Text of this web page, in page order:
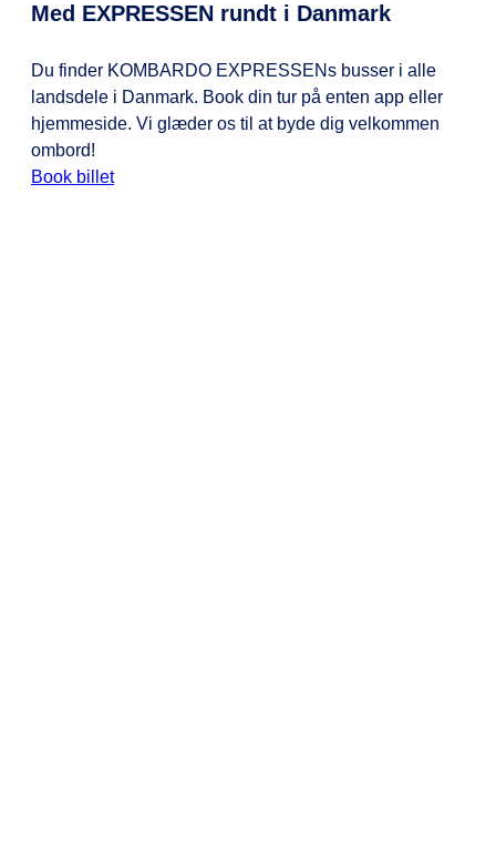
Med EXPRESSEN rundt i Danmark
Du finder KOMBARDO EXPRESSENs busser i alle
landsdele i Danmark. Book din tur på enten app eller
hjemmeside. Vi glæder os til at byde dig velkommen
ombord!
Book billet